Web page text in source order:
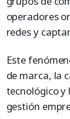
operadores
redes y
Este
de marca, la
tecnológico y
gestión